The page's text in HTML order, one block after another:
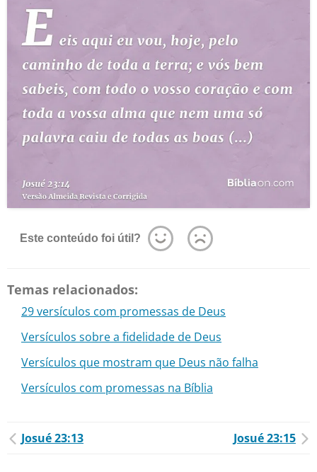
Este conteúdo foi útil?
Temas relacionados:
29 versículos com promessas de Deus
Versículos sobre a fidelidade de Deus
Versículos que mostram que Deus não falha
Versículos com promessas na Bíblia
Josué 23:13 Josué 23:15